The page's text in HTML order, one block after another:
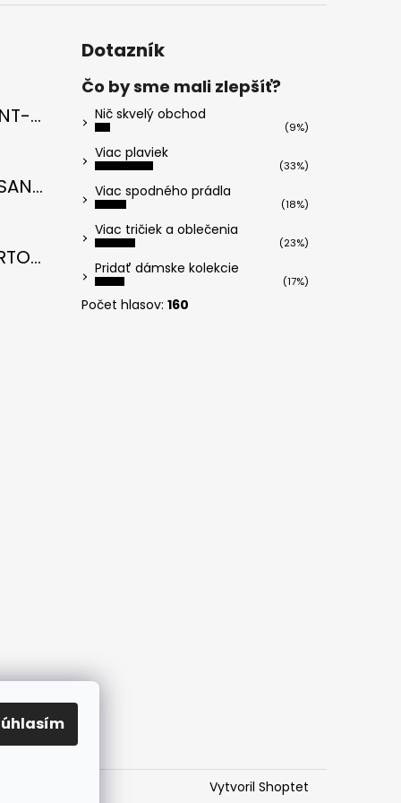
Cavicchi SAINT-TROPEZ Electric Blue di RICCI
je 5 z 5 hviezdičiek.
Cavicchi MESANTO SANTORINI Oil Green di ROMANO
je 5 z 5 hviezdičiek.
Cavicchi PORTOFINO Midnight Black di RICCI
je 5 z 5 hviezdičiek.
Dotazník
Čo by sme mali zlepšíť?
Nič skvelý obchod
(9%)
Viac plaviek
(33%)
Viac spodného prádla
(18%)
Viac tričiek a oblečenia
(23%)
Pridať dámske kolekcie
(17%)
Počet hlasov: 160
Vytvoril Shoptet